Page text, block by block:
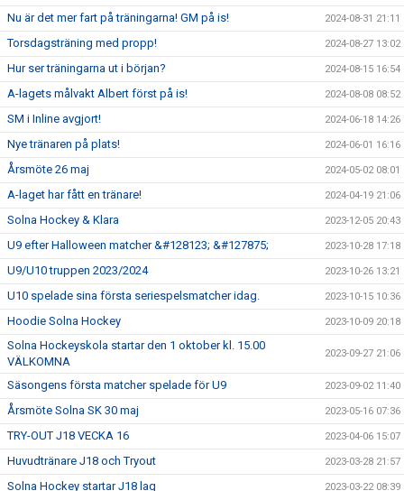
Nu är det mer fart på träningarna! GM på is! 2024-08-31 21:11
Torsdagsträning med propp! 2024-08-27 13:02
Hur ser träningarna ut i början? 2024-08-15 16:54
A-lagets målvakt Albert först på is! 2024-08-08 08:52
SM i Inline avgjort! 2024-06-18 14:26
Nye tränaren på plats! 2024-06-01 16:16
Årsmöte 26 maj 2024-05-02 08:01
A-laget har fått en tränare! 2024-04-19 21:06
Solna Hockey & Klara 2023-12-05 20:43
U9 efter Halloween matcher &#128123; &#127875; 2023-10-28 17:18
U9/U10 truppen 2023/2024 2023-10-26 13:21
U10 spelade sina första seriespelsmatcher idag. 2023-10-15 10:36
Hoodie Solna Hockey 2023-10-09 20:18
Solna Hockeyskola startar den 1 oktober kl. 15.00
VÄLKOMNA
2023-09-27 21:06
Säsongens första matcher spelade för U9 2023-09-02 11:40
Årsmöte Solna SK 30 maj 2023-05-16 07:36
TRY-OUT J18 VECKA 16 2023-04-06 15:07
Huvudtränare J18 och Tryout 2023-03-28 21:57
Solna Hockey startar J18 lag 2023-03-22 08:39